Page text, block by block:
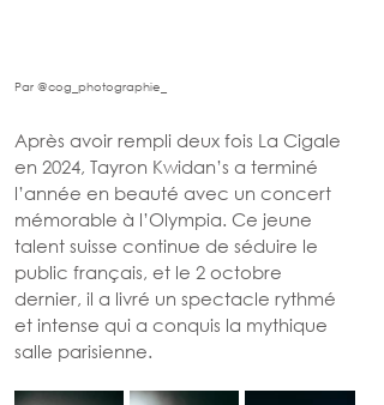
Par @cog_photographie_
Après avoir rempli deux fois La Cigale
en 2024, Tayron Kwidan’s a terminé
l’année en beauté avec un concert
mémorable à l’Olympia. Ce jeune
talent suisse continue de séduire le
public français, et le 2 octobre
dernier, il a livré un spectacle rythmé
et intense qui a conquis la mythique
salle parisienne.